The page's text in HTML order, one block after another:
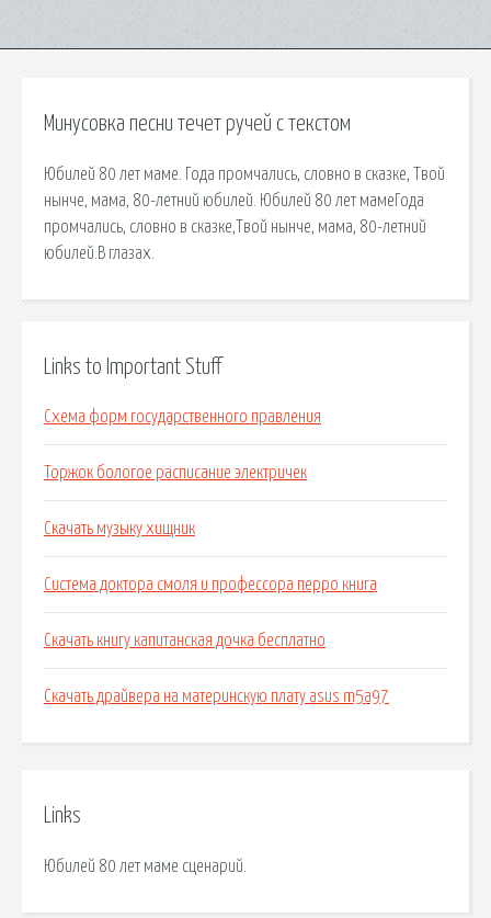
Минусовка песни течет ручей с текстом
Юбилей 80 лет маме. Года промчались, словно в сказке, Твой
нынче, мама, 80-летний юбилей. Юбилей 80 лет мамеГода
промчались, словно в сказке,Твой нынче, мама, 80-летний
юбилей.В глазах.
Links to Important Stuff
Схема форм государственного правления
Торжок бологое расписание электричек
Скачать музыку хищник
Система доктора смоля и профессора перро книга
Скачать книгу капитанская дочка бесплатно
Скачать драйвера на материнскую плату asus m5a97
Links
Юбилей 80 лет маме сценарий.